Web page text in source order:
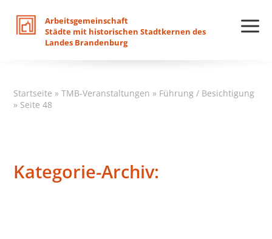
Arbeitsgemeinschaft
Städte mit historischen Stadtkernen des
Landes Brandenburg
Startseite »TMB-Veranstaltungen » Führung / Besichtigung
» Seite 48
Kategorie-Archiv: